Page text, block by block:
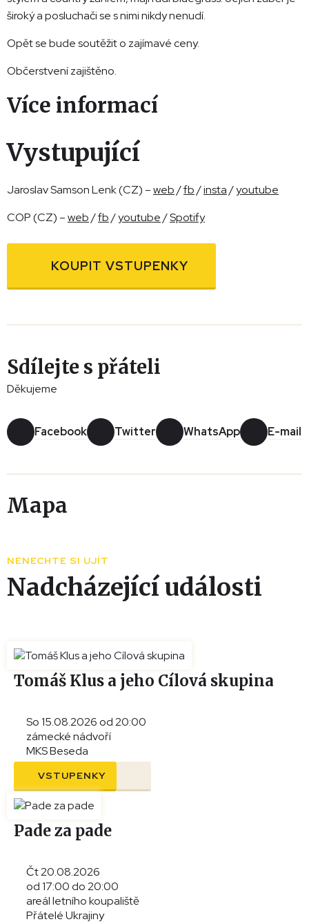
široký a posluchači se s nimi nikdy nenudí.
Opět se bude soutěžit o zajímavé ceny.
Občerstvení zajištěno.
Více informací
Vystupující
Jaroslav Samson Lenk (CZ) –web/fb/insta/youtube
COP (CZ) –web/fb/youtube/Spotify
KOUPIT VSTUPENKY
Sdílejte s přáteli
Děkujeme
Facebook Twitter WhatsApp E-mail
Mapa
NENECHTE SI UJÍT
Nadcházející události
Tomáš Klus a jeho Cílová skupina
So 15.08.2026 od 20:00
zámecké nádvoří
MKS Beseda
VSTUPENKY
Pade za pade
Čt 20.08.2026
od 17:00 do 20:00
areál letního koupaliště
Přátelé Ukrajiny